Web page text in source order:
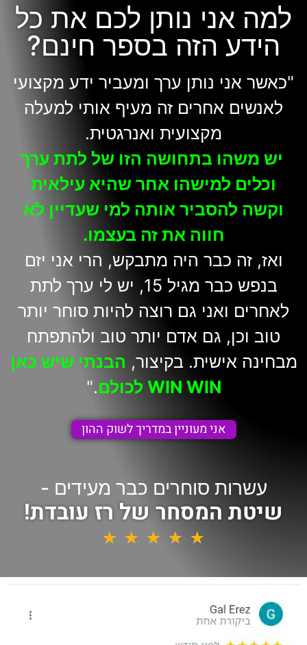
למה אני נותן לכם את כל
הידע הזה בספר חינם?
"כאשר אני נותן ערך ומעביר ידע מקצועי
לאנשים אחרים זה מעיף אותי למעלה
מקצועית ואנרגטית.
יש משהו בתחושה הזו של לתת ערך
וכלים למישהו אחר שהיא עילאית
וקשה להסביר אותה למי שעדיין לא
חווה את זה בעצמו.
ואז, זה כבר היה מתבקש, הרי אני יזם
בנפש כבר מגיל 15, יש לי ערך לתת
לאחרים ואני גם רוצה להיות סוחר יותר
טוב וכן, גם אדם יותר טוב ולהתפתח
מבחינה אישית. בקיצור, הבנתי שיש כאן
WIN WIN לכולם
."
אני מעוניין במדריך לשוק ההון
עשרות סוחרים כבר מעידים -
שיטת המסחר של רז עובדת!
★
★
★
★
★